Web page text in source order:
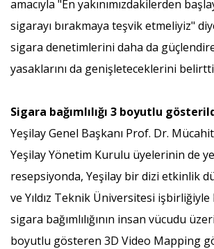
amacıyla "En yakınımızdakilerden
sigarayı bırakmaya teşvik etmeliyiz"
sigara denetimlerini daha da
yasaklarını da genişleteceklerini
Sigara bağımlılığı 3 boyutlu
Yeşilay Genel Başkanı Prof. Dr.
Yeşilay Yönetim Kurulu üyelerinin de
resepsiyonda, Yeşilay bir dizi etkinlik
ve Yıldız Teknik Üniversitesi işbirliğiyle
sigara bağımlılığının insan vücudu
boyutlu gösteren 3D Video Mapping